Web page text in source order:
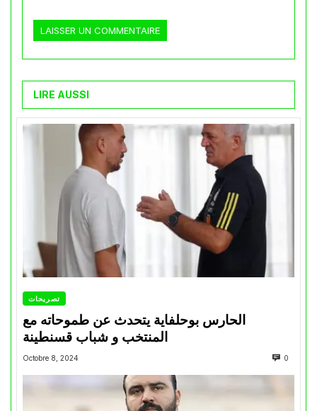
LIRE AUSSI
تصريحات
الحارس بوحلفاية يتحدث عن طموحاته مع
المنتخب و شباب قسنطينة
Octobre 8, 2024 0